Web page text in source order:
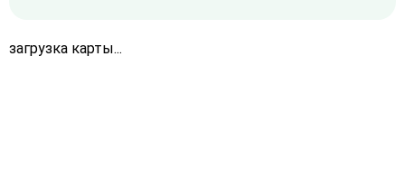
загрузка карты...